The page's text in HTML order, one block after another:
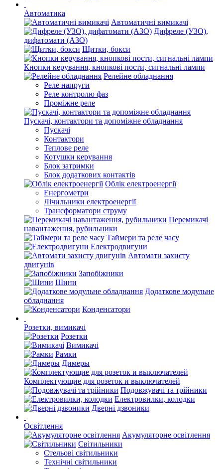
Автоматика
Автоматичні вимикачі
Дифреле (УЗО),
дифатомати (АЗО)
Щитки, бокси
Кнопки керування, кнопкові пости, сигнальні лампи
Релейне обладнання
Реле напруги
Реле контролю фаз
Проміжне реле
Пускачі, контактори та допоміжне обладнання
Пускачі
Контактори
Теплове реле
Котушки керування
Блок затримки
Блок додаткових контактів
Облік електроенергії
Енергометри
Лічильники електроенергії
Трансформатори струму
Перемикачі
навантаження, рубильники
Таймери та реле часу
Електродвигуни
Автомати захисту
двигунів
Запобіжники
Шини
Додаткове модульне
обладнання
Конденсатори
Розетки, вимикачі
Розетки
Вимикачі
Рамки
Димеры
Комплектующие для розеток и выключателей
Подовжувачі та трійники
Електровилки, колодки
Дверні дзвоники
Освітлення
Акумуляторне освітлення
Світильники
Стельові світильники
Технічні світильники